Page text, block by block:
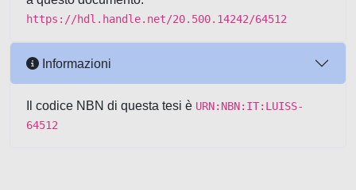
https://hdl.handle.net/20.500.14242/64512
Informazioni
Il codice NBN di questa tesi è URN:NBN:IT:LUISS-
64512